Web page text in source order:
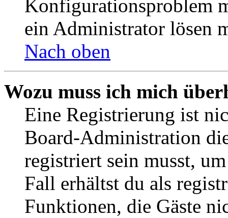
Konfigurationsproblem
ein Administrator lösen
Nach oben
Wozu muss ich mich
Eine Registrierung ist
Board-Administration
registriert sein musst,
Fall erhältst du als
Funktionen, die Gäste